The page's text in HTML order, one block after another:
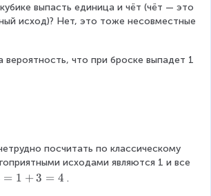
выпасть единица и чёт (чёт — это
исход)? Нет, это тоже несовместные
вероятность, что при броске выпадет 1
посчитать по классическому
исходами являются 1 и все
= 1 + 3 = 4 .